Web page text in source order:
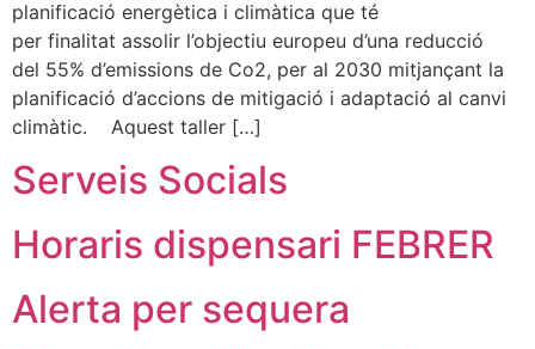
planificació energètica i climàtica que té
per finalitat assolir l’objectiu europeu d’una reducció
del 55% d’emissions de Co2, per al 2030 mitjançant la
planificació d’accions de mitigació i adaptació al canvi
climàtic. Aquest taller […]
Serveis Socials
Horaris dispensari FEBRER
Alerta per sequera